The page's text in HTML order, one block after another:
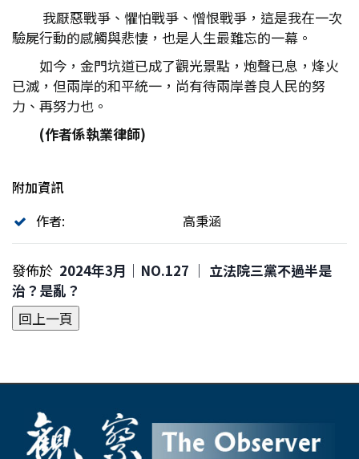
我厭惡戰爭、懼怕戰爭、憎恨戰爭，這是我在一次
驗屍行動的感觸與悲悽，也是人生最難忘的一幕。
如今，金門坑道已成了觀光景點，炮聲已息，烽火
已滅，但兩岸的和平統一，尚有待兩岸善良人民的努
力、再努力也。
(作者係執業律師)
附加資訊
作者:
高秉涵
發佈於 2024年3月｜NO.127 │ 立法院三黨不過半是
治？是亂？